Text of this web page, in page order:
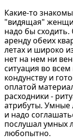
Какие-то
"видящая"
надо бы сходить.
аренду обеих
летах и широко
нет на нем ни
ситуация во
кондунству и
оплатой
расходники -
атрибуты. Умные
и надо
послушал умных
любопытно.